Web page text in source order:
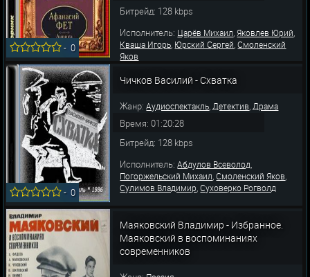
-0
Битрейд: 128 kbps
Исполнитель: Царёв Михаил,Яковлев Юрий,
Кваша Игорь, Юрский Сергей,Смоленский
Яков
-0
Чичков Василий - Схватка
Жанр:Аудиоспектакль,Детектив,Драма
Время: 01:20:28
Битрейд: 128 kbps
Исполнитель:Абдулов Всеволод,
Погоржельский Михаил,Смоленский Яков,
Сулимов Владимир,Суховерко Рогволд
Маяковский Владимир - Избранное.
Маяковский в воспоминаниях
современников